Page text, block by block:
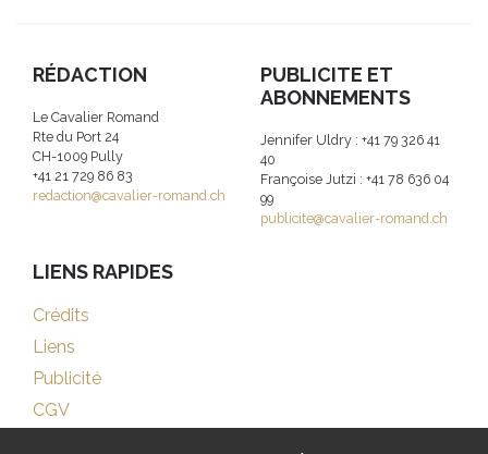
RÉDACTION
Le Cavalier Romand
Rte du Port 24
CH-1009 Pully
+41 21 729 86 83
redaction@cavalier-romand.ch
PUBLICITE ET
ABONNEMENTS
Jennifer Uldry : +41 79 326 41
40
Françoise Jutzi : +41 78 636 04
99
publicite@cavalier-romand.ch
LIENS RAPIDES
Crédits
Liens
Publicité
CGV